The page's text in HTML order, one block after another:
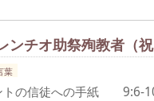
チオ助祭殉教者（祝
葉
徒への手紙 9:6-10 (